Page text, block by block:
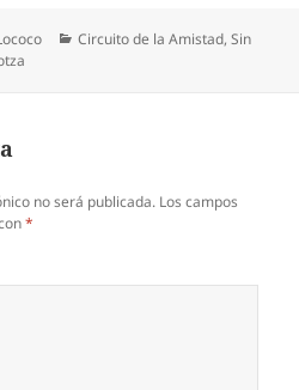
Categorías
Circuito de la Amistad,Sin
no será publicada. Los campos
*